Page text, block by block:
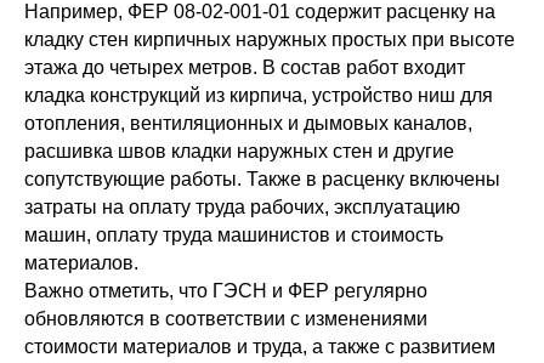
Например, ФЕР 08-02-001-01 содержит расценку на
кладку стен кирпичных наружных простых при высоте
этажа до четырех метров. В состав работ входит
кладка конструкций из кирпича, устройство ниш для
отопления, вентиляционных и дымовых каналов,
расшивка швов кладки наружных стен и другие
сопутствующие работы. Также в расценку включены
затраты на оплату труда рабочих, эксплуатацию
машин, оплату труда машинистов и стоимость
материалов.
Важно отметить, что ГЭСН и ФЕР регулярно
обновляются в соответствии с изменениями
стоимости материалов и труда, а также с развитием